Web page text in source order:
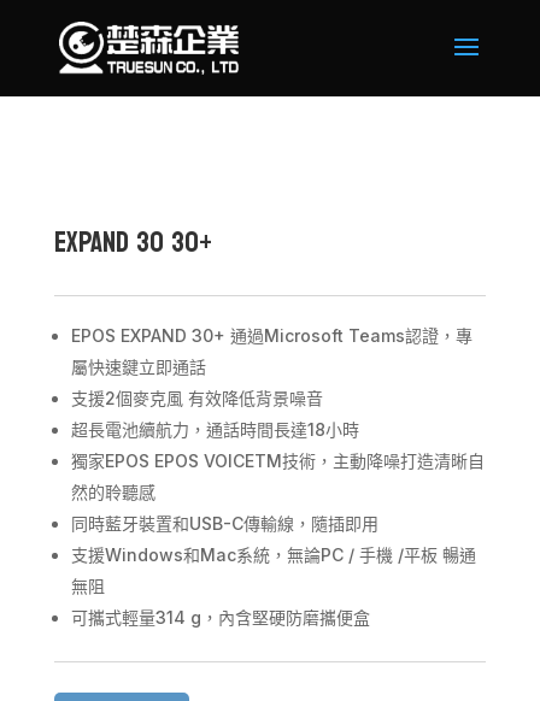
EXPAND 30 30+
EPOS EXPAND 30+ 通過Microsoft Teams認證，專
屬快速鍵立即通話
支援2個麥克風 有效降低背景噪音
超長電池續航力，通話時間長達18小時
獨家EPOS EPOS VOICETM技術，主動降噪打造清晰自
然的聆聽感
同時藍牙裝置和USB-C傳輸線，隨插即用
支援Windows和Mac系統，無論PC / 手機 /平板 暢通
無阻
可攜式輕量314 g，內含堅硬防磨攜便盒